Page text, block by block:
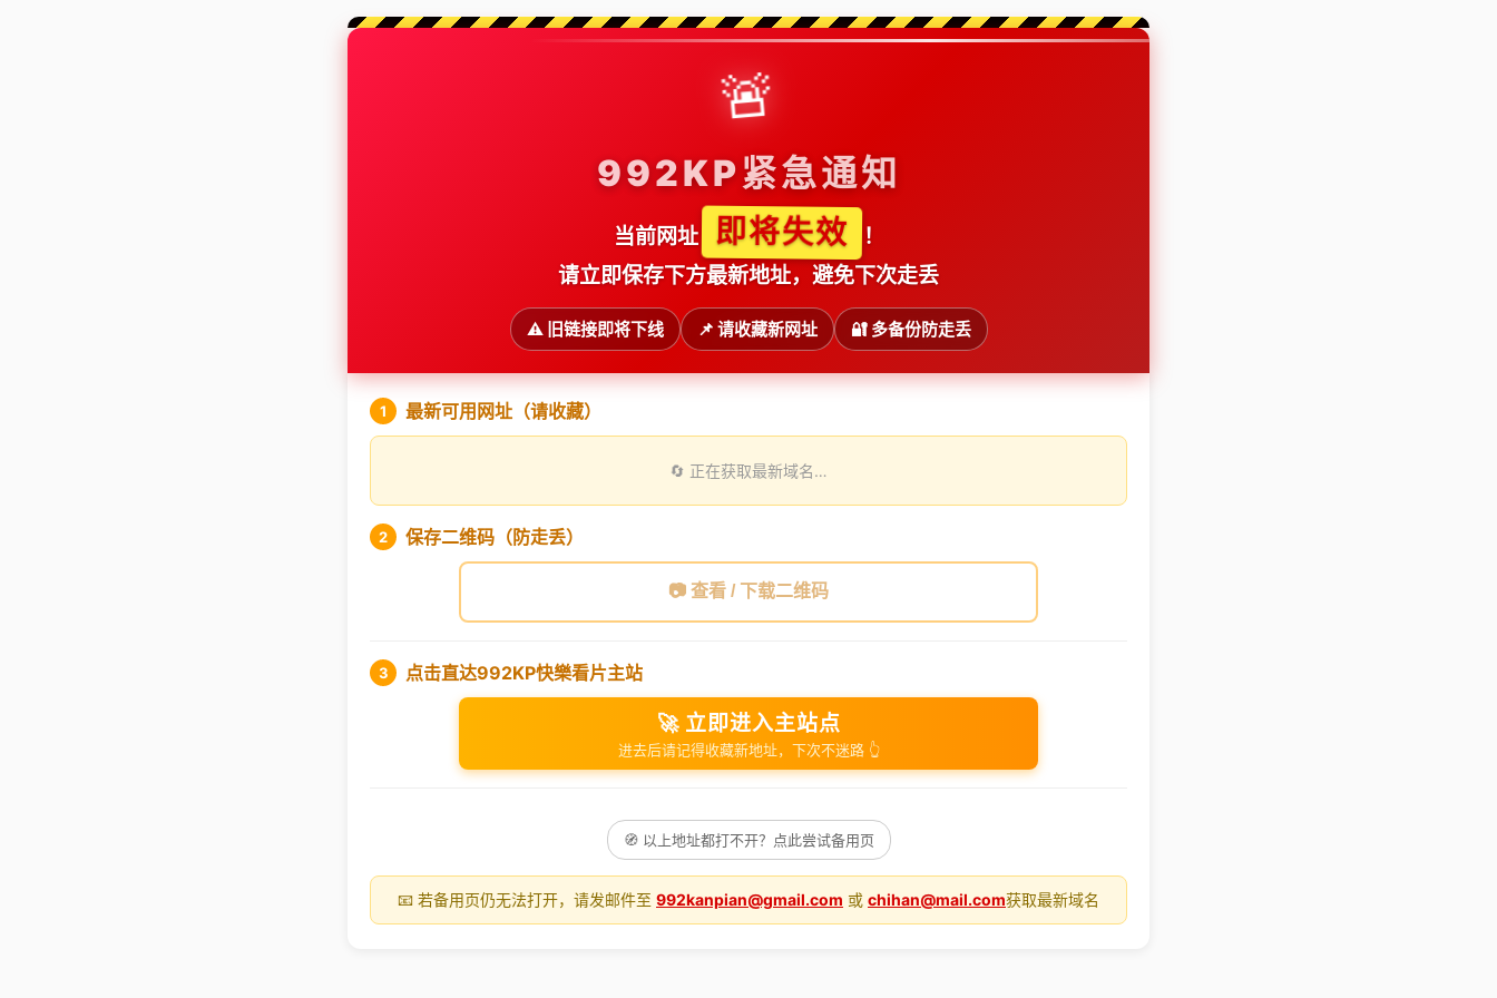
🚨
992KP紧急通知
当前网址 即将失效
！
请立即保存下方最新地址，避免下次走丢
⚠️ 旧链接即将下线 📌 请收藏新网址 🔐 多备份防走丢
1 最新可用网址（请收藏）
🔄 正在获取最新域名…
2 保存二维码（防走丢）
📷 查看 / 下载二维码
3 点击直达992KP快樂看片主站
🚀 立即进入主站点
进去后请记得收藏新地址，下次不迷路 👆
🧭 以上地址都打不开？点此尝试备用页
📧 若备用页仍无法打开，请发邮件至 992kanpian@gmail.com 或 chihan@mail.com获取最新域名